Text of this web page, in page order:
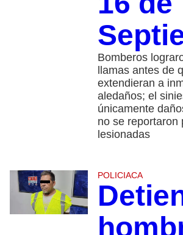
Bomberos
llamas antes de
extendieran a
aledaños; el
únicamente
no se reportaron
lesionadas
POLICIACA